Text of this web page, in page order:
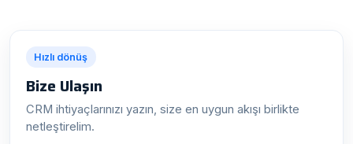
Hızlı dönüş
Bize Ulaşın
CRM ihtiyaçlarınızı yazın, size en uygun akışı birlikte
netleştirelim.